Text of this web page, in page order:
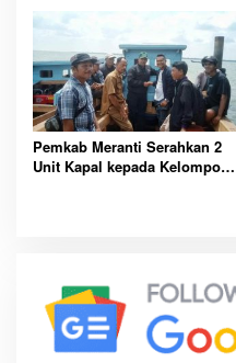
Pemkab Meranti Serahkan 2
Unit Kapal kepada Kelompok